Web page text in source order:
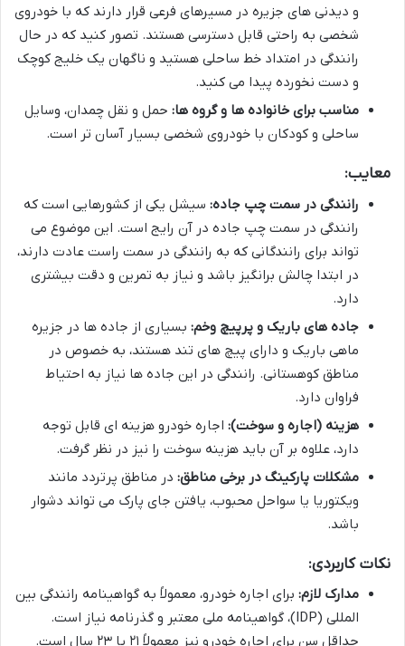
و دیدنی های جزیره در مسیرهای فرعی قرار دارند که با خودروی
شخصی به راحتی قابل دسترسی هستند. تصور کنید که در حال
رانندگی در امتداد خط ساحلی هستید و ناگهان یک خلیج کوچک
و دست نخورده پیدا می کنید.
مناسب برای خانواده ها و گروه ها: حمل و نقل چمدان، وسایل
ساحلی و کودکان با خودروی شخصی بسیار آسان تر است.
معایب:
رانندگی در سمت چپ جاده: سیشل یکی از کشورهایی است که
رانندگی در سمت چپ جاده در آن رایج است. این موضوع می
تواند برای رانندگانی که به رانندگی در سمت راست عادت دارند،
در ابتدا چالش برانگیز باشد و نیاز به تمرین و دقت بیشتری
دارد.
جاده های باریک و پرپیچ وخم: بسیاری از جاده ها در جزیره
ماهی باریک و دارای پیچ های تند هستند، به خصوص در
مناطق کوهستانی. رانندگی در این جاده ها نیاز به احتیاط
فراوان دارد.
هزینه (اجاره و سوخت): اجاره خودرو هزینه ای قابل توجه
دارد، علاوه بر آن باید هزینه سوخت را نیز در نظر گرفت.
مشکلات پارکینگ در برخی مناطق: در مناطق پرتردد مانند
ویکتوریا یا سواحل محبوب، یافتن جای پارک می تواند دشوار
باشد.
نکات کاربردی:
مدارک لازم: برای اجاره خودرو، معمولاً به گواهینامه رانندگی بین
المللی (IDP)، گواهینامه ملی معتبر و گذرنامه نیاز است.
حداقل سن برای اجاره خودرو نیز معمولاً ۲۱ یا ۲۳ سال است.